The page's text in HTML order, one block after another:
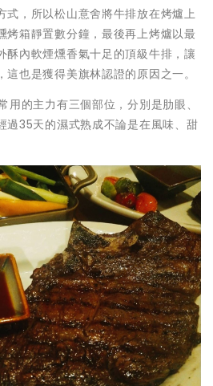
式，所以松山意舍將牛排放在烤爐上
烤箱靜置數分鐘，最後再上烤爐以最
酥內軟煙燻香氣十足的頂級牛排，讓
也是獲得美旗林認證的原因之一。
的主力有三個部位，分別是肋眼、
過35天的濕式熟成不論是在風味、甜